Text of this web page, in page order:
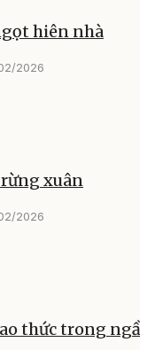
hiên nhà
2026
xuân
2026
thức trong